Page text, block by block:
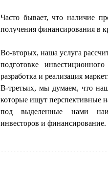
Часто бывает, что наличие
получения финансирования в
Во-вторых, наша услуга
подготовке
разработка и реализация
В-третьих, мы думаем, что
которые ищут перспективные
под выделенные нами
инвесторов и финансирование.